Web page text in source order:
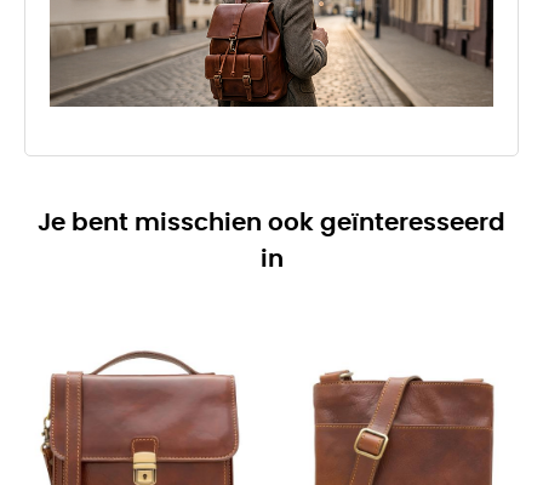
Je bent misschien ook geïnteresseerd
in